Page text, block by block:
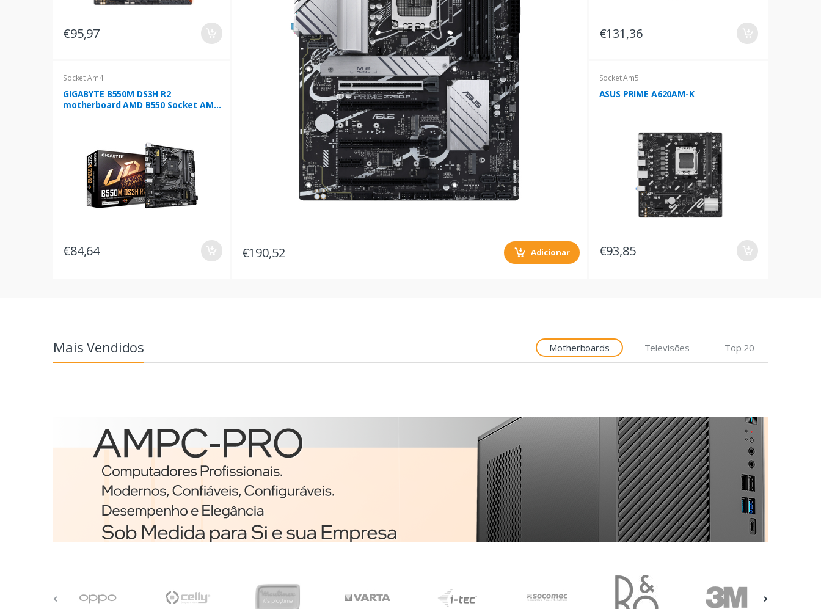
€95,97
Socket Am4
GIGABYTE B550M DS3H R2
motherboard AMD B550 Socket AM4
€84,64 €190,52 Adicionar
€131,36
Socket Am5
ASUS PRIME A620AM-K
€93,85
Mais Vendidos Motherboards Televisões Top 20
Etiquetas
Brother BCS-1J074102-121
etiqueta para impressão
€98,75
Ambidestro USB Type-A
Etiquetas
Epson Premium, 76mm x
35m, 163 g/m²
€7,92